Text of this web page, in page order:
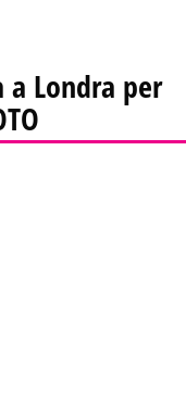
Londra per